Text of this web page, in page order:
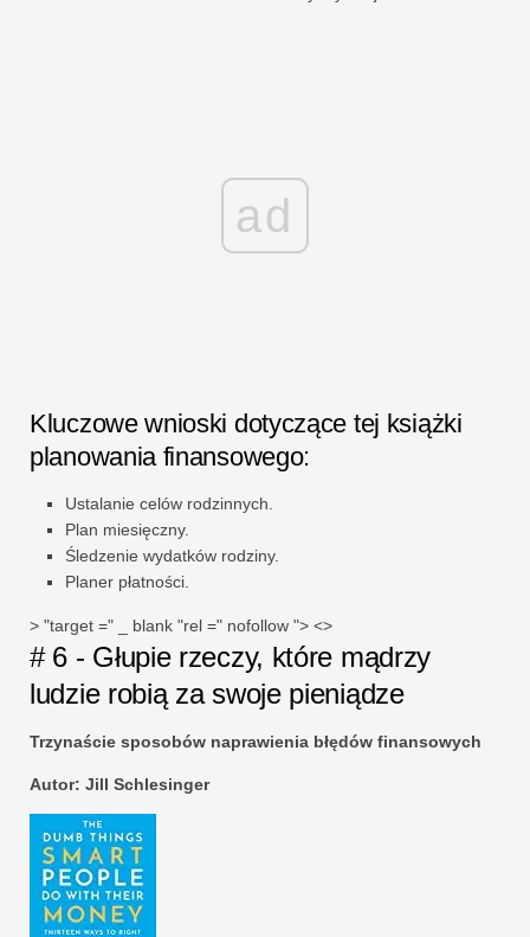
ad
Kluczowe wnioski dotyczące tej książki
planowania finansowego:
Ustalanie celów rodzinnych.
Plan miesięczny.
Śledzenie wydatków rodziny.
Planer płatności.
> "target =" _ blank "rel =" nofollow "> <>
# 6 - Głupie rzeczy, które mądrzy
ludzie robią za swoje pieniądze
Trzynaście sposobów naprawienia błędów finansowych
Autor: Jill Schlesinger